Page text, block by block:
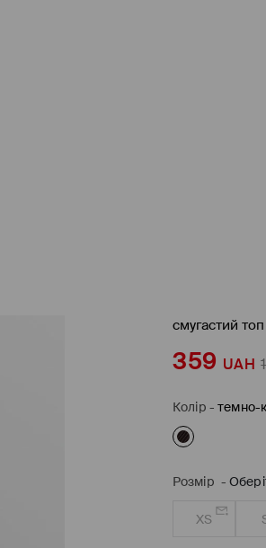
смугастий топ
359 UAH
Колір -темно-
Розмір -
XS